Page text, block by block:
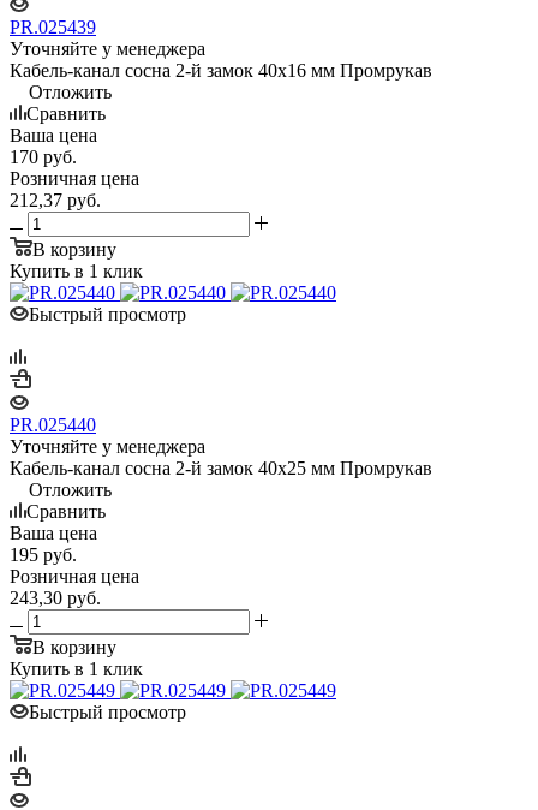
PR.025439
Уточняйте у менеджера
Кабель-канал сосна 2-й замок 40х16 мм Промрукав
Отложить
Сравнить
Ваша цена
170 руб.
Розничная цена
212,37 руб.
В корзину
Купить в 1 клик
Быстрый просмотр
PR.025440
Уточняйте у менеджера
Кабель-канал сосна 2-й замок 40х25 мм Промрукав
Отложить
Сравнить
Ваша цена
195 руб.
Розничная цена
243,30 руб.
В корзину
Купить в 1 клик
Быстрый просмотр